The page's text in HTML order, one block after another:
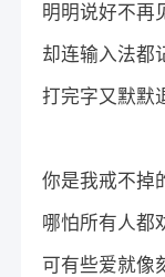
明明说好不再
却连输入法都
打完字又默默
你是我戒不掉
哪怕所有人都
可有些爱就像